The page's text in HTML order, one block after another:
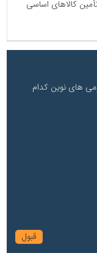
کالاهای اساسی
های نوین کدام